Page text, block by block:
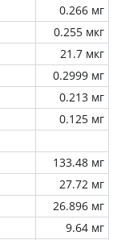
0.266 мг
0.255 мкг
21.7 мкг
0.2999 мг
0.213 мг
0.125 мг
133.48 мг
27.72 мг
26.896 мг
9.64 мг